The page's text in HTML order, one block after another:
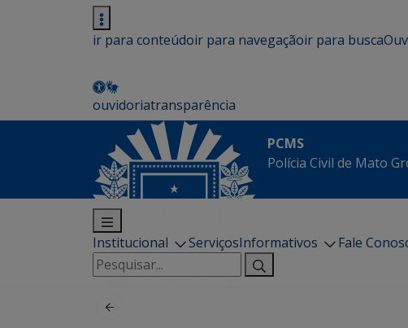
ir para conteúdoir para navegaçãoir para busca
ouvidoriatransparência
PCMS
Polícia Civil de Mato
Institucional ServiçosInformativos Fale
Pesquisar
por: